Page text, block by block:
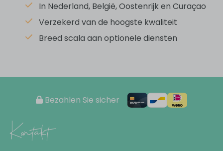
Küche
Dishwasher
Refrigerator-freezer combination
Coffeemaker
Kettle
Crockery
In Nederland, België, Oostenrijk en Curaçao
Verzekerd van de hoogste kwaliteit
Breed scala aan optionele diensten
Bezahlen Sie sicher
Kontakt